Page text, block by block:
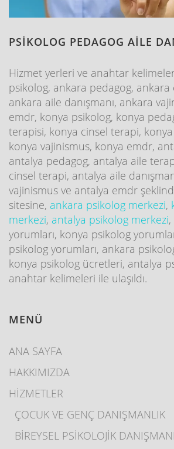
PSİKOLOG PEDAGOG AİLE
Hizmet yerleri ve anahtar
psikolog, ankara pedagog, ankara
ankara aile danışmanı, ankara
emdr, konya psikolog, konya
terapisi, konya cinsel terapi, konya
konya vajinismus, konya emdr,
antalya pedagog, antalya aile
cinsel terapi, antalya aile
vajinismus ve antalya emdr
sitesine, ankara psikolog merkezi,
merkezi, antalya psikolog merkezi
yorumları, konya psikolog
psikolog yorumları, ankara
konya psikolog ücretleri, antalya
anahtar kelimeleri ile ulaşıldı.
MENÜ
ANA SAYFA
HAKKIMIZDA
HİZMETLER
ÇOCUK VE GENÇ DANIŞMANLIK
BİREYSEL PSİKOLOJİK